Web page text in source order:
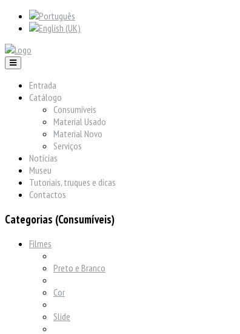
Entrada
Catálogo
Consumíveis
Material Usado
Material Novo
Serviços
Notícias
Museu
Tutoriais, truques e dicas
Contactos
Categorias (Consumíveis)
Filmes
Preto e Branco
Cor
Slide